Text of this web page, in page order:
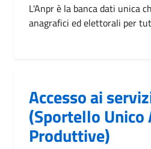
L'Anpr è la banca dati unica
anagrafici ed elettorali per
Accesso ai
(Sportello
Produttive)